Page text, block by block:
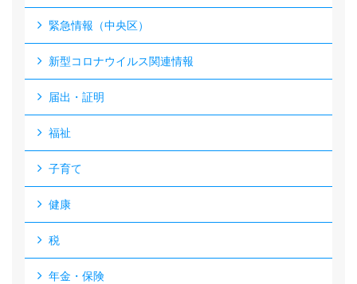
緊急情報（中央区）
新型コロナウイルス関連情報
届出・証明
福祉
子育て
健康
税
年金・保険